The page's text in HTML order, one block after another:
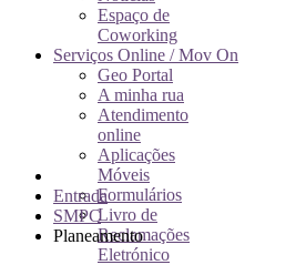
Espaço de
Coworking
Serviços Online / Mov On
Geo Portal
A minha rua
Atendimento
online
Aplicações
Móveis
Formulários
Livro de
Reclamações
Eletrónico
Entrada
SMPC
Planeamento